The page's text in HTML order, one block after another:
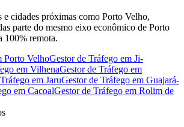
cidades próximas como Porto Velho,
parte do mesmo eixo econômico de Porto
100% remota.
Porto VelhoGestor de Tráfego em Ji-
em VilhenaGestor de Tráfego em
em JaruGestor de Tráfego em Guajará-
em CacoalGestor de Tráfego em Rolim de